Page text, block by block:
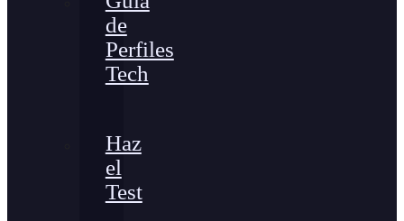
de
Perfiles
Tech
Haz
el
Test